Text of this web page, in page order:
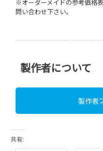
※オーダーメイドの参考価格
問い合わせ下さい。
製作者について
製作者
共有: